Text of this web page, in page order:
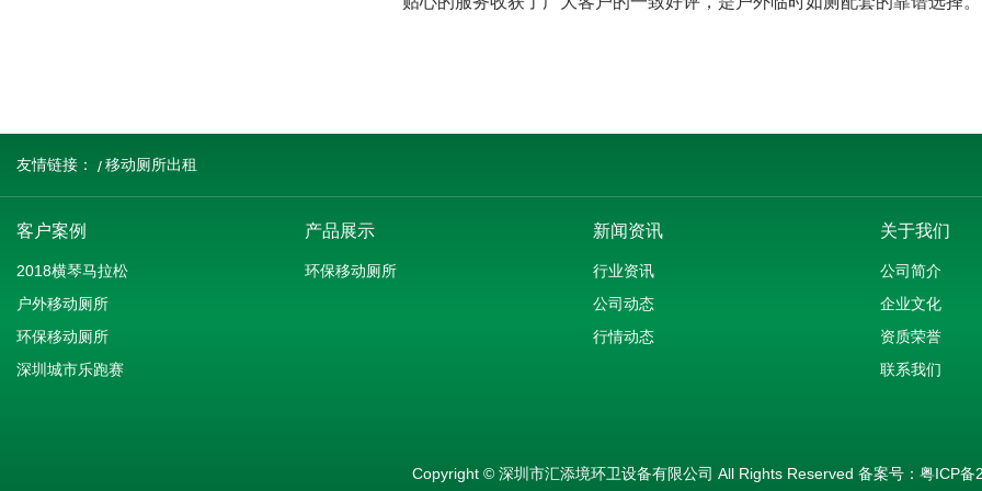
友情链接： 移动厕所出租
客户案例
2018横琴马拉松
户外移动厕所
环保移动厕所
深圳城市乐跑赛
产品展示
环保移动厕所
新闻资讯
行业资讯
公司动态
行情动态
关于我们
公司简介
企业文化
资质荣誉
联系我们
Copyright © 深圳市汇添境环卫设备有限公司 All Rights Reserved 备案号： 粤ICP备